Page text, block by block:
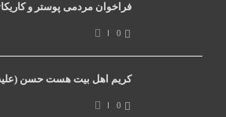
فراخوان مردمی پوستر و
0
کریم اهل بیت هست حسن
0